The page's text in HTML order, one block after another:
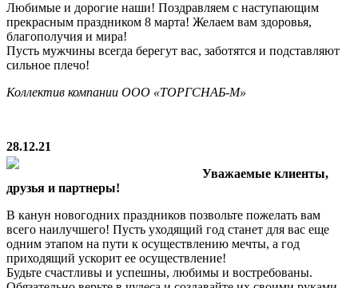
Любимые и дорогие наши! Поздравляем с наступающим
прекрасным праздником 8 марта! Желаем вам здоровья,
благополучия и мира!
Пусть мужчины всегда берегут вас, заботятся и подставляют
сильное плечо!
Коллектив компании ООО «ТОРГСНАБ-М»
28.12.21
Уважаемые клиенты,
друзья и партнеры!
В канун новогодних праздников позвольте пожелать вам
всего наилучшего! Пусть уходящий год станет для вас еще
одним этапом на пути к осуществлению мечты, а год
приходящий ускорит ее осуществление!
Будьте счастливы и успешны, любимы и востребованы.